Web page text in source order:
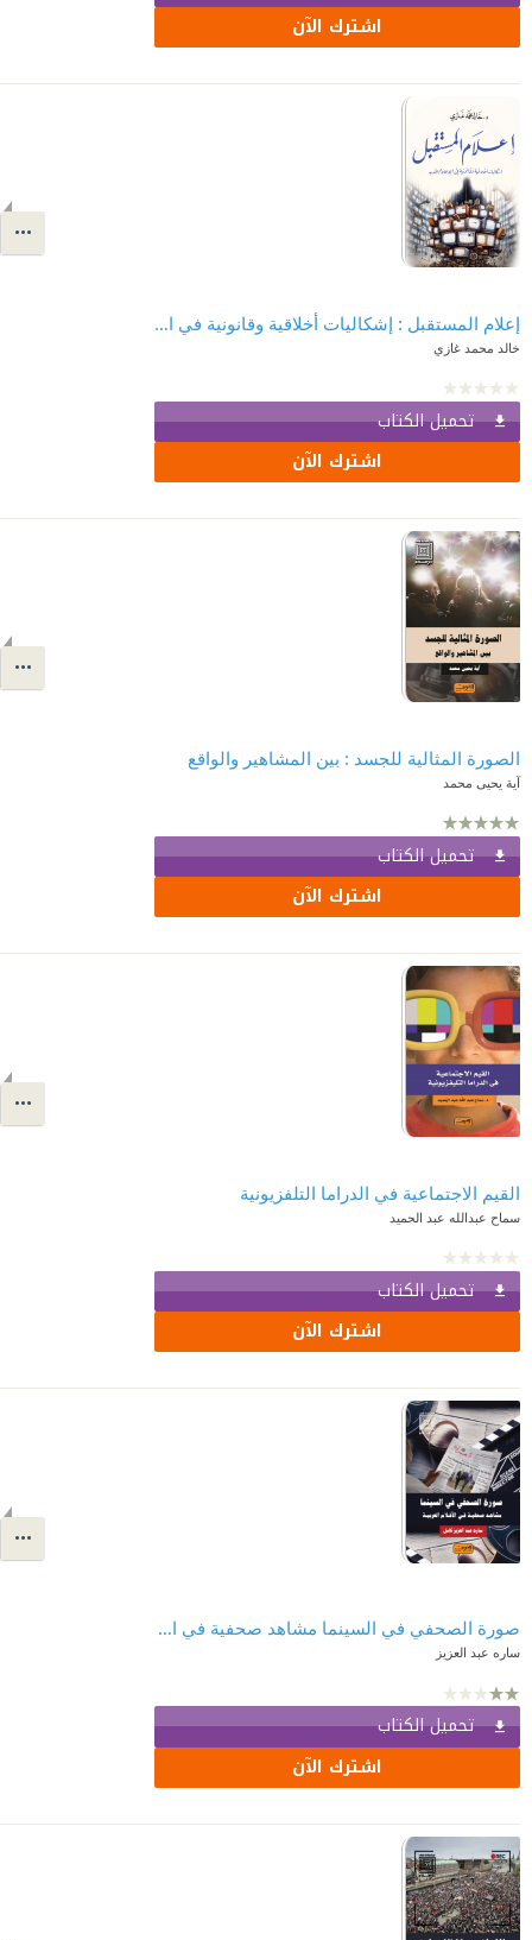
اشترك الآن
إعلام المستقبل : إشكاليات أخلاقية وقانونية في الإعلام الجديد
خالد محمد غازي
تحميل الكتاب
اشترك الآن
الصورة المثالية للجسد : بين المشاهير والواقع
آية يحيى محمد
تحميل الكتاب
اشترك الآن
القيم الاجتماعية في الدراما التلفزيونية
سماح عبدالله عبد الحميد
تحميل الكتاب
اشترك الآن
صورة الصحفي في السينما مشاهد صحفية في الأفلام العربية
ساره عبد العزيز
تحميل الكتاب
اشترك الآن